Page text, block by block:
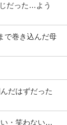
だった…よう
で巻き込んだ母
だはずだった
・笑わない…